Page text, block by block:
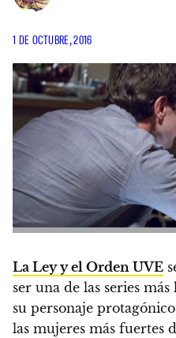
1 DE OCTUBRE, 2016
La Ley y el Orden UVE
ser una de las series
su personaje protagónico
las mujeres más fuertes